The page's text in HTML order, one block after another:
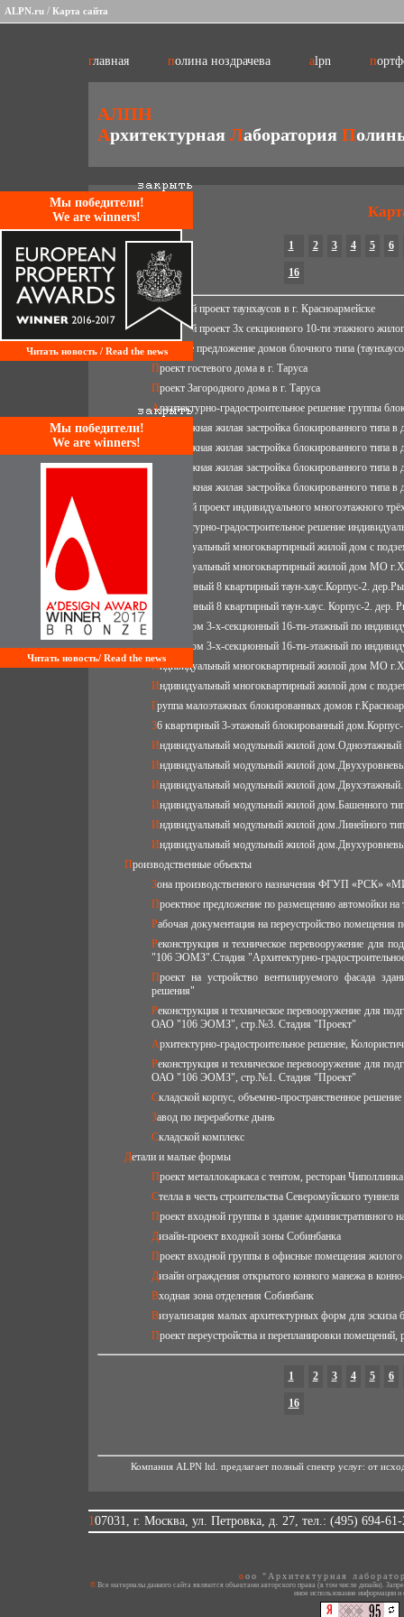
Mы победители!
We are winners!
Читать новость / Read the news
Mы победители!
We are winners!
Читать новость/ Read the news
ALPN.ru / Карта сайта
главная полина ноздрачева alpn
АЛПН
Архитектурная Лаборатория П
1 2 3 4 5 6
16
Эскизный проект таунхаусов в г. Красноармейске
Эскизный проект 3х секционного 10-ти этажного
Эскизное предложение домов блочного типа
Проект гостевого дома в г. Таруса
Проект Загородного дома в г. Таруса
Архитектурно-градостроительное решение группы
Малоэтажная жилая застройка блокированного
Малоэтажная жилая застройка блокированного
Малоэтажная жилая застройка блокированного
Малоэтажная жилая застройка блокированного
Эскизный проект индивидуального многоэтажного
Архитектурно-градостроительное решение
Индивидуальный многоквартирный жилой дом c
Индивидуальный многоквартирный жилой дом МО
8 секционный 8 квартирный таун-хаус.Корпус-2.
8 секционный 8 квартирный таун-хаус. Корпус-2. дер.
Жилой дом 3-х-секционный 16-ти-этажный по
Жилой дом 3-х-секционный 16-ти-этажный по
Индивидуальный многоквартирный жилой дом МО
Индивидуальный многоквартирный жилой дом c
Группа малоэтажных блокированных домов
36 квартирный 3-этажный блокированный
Индивидуальный модульный жилой дом.Одноэтажный
Индивидуальный модульный жилой
Индивидуальный модульный жилой дом.Двухэтажный.
Индивидуальный модульный жилой дом.Башенного
Индивидуальный модульный жилой дом.Линейного
Индивидуальный модульный жилой
Производственные объекты
Зона производственного назначения ФГУП «РСК»
Проектное предложение по размещению автомойки на
Рабочая документация на переустройство
Реконструкция и техническое перевооружение для подготовки серийного выпуска оптико-электронных систем КА "ГЛОНАСС" на ОАО
"106 ЭОМЗ".Стадия "Архитектурно-
Проект на устройство вентилируемого фасада здания нежилого назначения, ст. "Рабочая документация", раздел "Конструктивные
решения"
Реконструкция и техническое перевооружение для подготовки серийного выпуска оптико-электронных систем КА "ГЛОНАСС" на участке
ОАО "106 ЭОМЗ", стр.№3. Стадия "Проект"
Архитектурно-градостроительное решение,
Реконструкция и техническое перевооружение для подготовки серийного выпуска оптико-электронных систем КА "ГЛОНАСС" на участке
ОАО "106 ЭОМЗ", стр.№1. Стадия "Проект"
Складской корпус, объемно-пространственное решение
Завод по переработке дынь
Складской комплекс
Детали и малые формы
Проект металлокаркаса с тентом, ресторан Чиполлинка
Стелла в честь строительства Северомуйского туннеля
Проект входной группы в здание
Дизайн-проект входной зоны Собинбанка
Проект входной группы в офисные помещения жилого
Дизайн ограждения открытого конного манежа в
Входная зона отделения Собинбанк
Визуализация малых архитектурных форм для эскиза
Проект переустройства и перепланировки
1 2 3 4 5 6
16
Компания ALPN ltd. предлагает полный спектр услуг: от
107031, г. Москва, ул. Петровка, д. 27, тел.: (495) 694-
ooo "Архитектурная
© Все материалы данного сайта являются объектами авторского права (в том числе дизайн). Запрещается копирование, распространение (в том числе путем копирования на другие сайты и ресурсы в Интернете) или любое
иное использование информации и